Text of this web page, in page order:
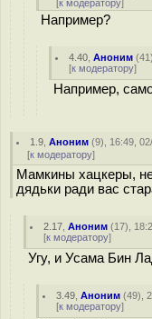
[к модератору]
Например?
4.40 ,Аноним (41
[к модератору]
Например,
1.9 ,Аноним (9), 16:49,
[к модератору]
Мамкины хацкеры,
дядьки ради вас
2.17 ,Аноним (17),
[к модератору]
Угу, и Усама Бин
3.49 ,Аноним (49),
[к модератору]